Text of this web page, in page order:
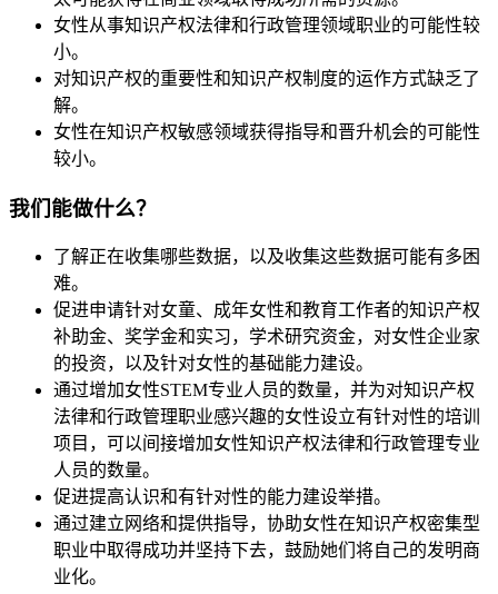
女性从事知识产权法律和行政管理领域职业的可能性较
小。
对知识产权的重要性和知识产权制度的运作方式缺乏了
解。
女性在知识产权敏感领域获得指导和晋升机会的可能性
较小。
我们能做什么？
了解正在收集哪些数据，以及收集这些数据可能有多困
难。
促进申请针对女童、成年女性和教育工作者的知识产权
补助金、奖学金和实习，学术研究资金，对女性企业家
的投资，以及针对女性的基础能力建设。
通过增加女性STEM专业人员的数量，并为对知识产权
法律和行政管理职业感兴趣的女性设立有针对性的培训
项目，可以间接增加女性知识产权法律和行政管理专业
人员的数量。
促进提高认识和有针对性的能力建设举措。
通过建立网络和提供指导，协助女性在知识产权密集型
职业中取得成功并坚持下去，鼓励她们将自己的发明商
业化。